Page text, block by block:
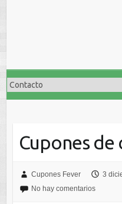
Cupones de
Cupones Fever 3
No hay comentarios